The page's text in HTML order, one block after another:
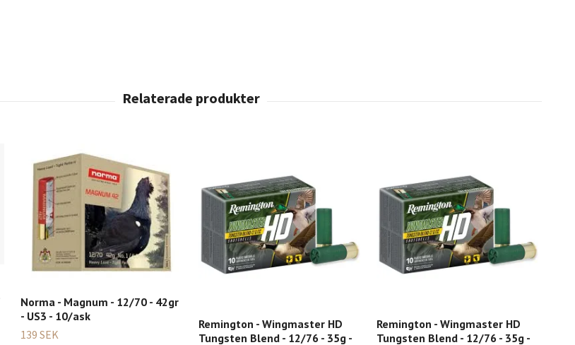
Norma - Magnum - 12/70 - 42gr
- US3 - 10/ask
139 SEK
Remington - Wingmaster HD
Tungsten Blend - 12/76 - 35g -
Remington - Wingmaster HD
Tungsten Blend - 12/76 - 35g -